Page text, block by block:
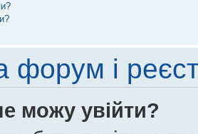
форум і
можу увійти?